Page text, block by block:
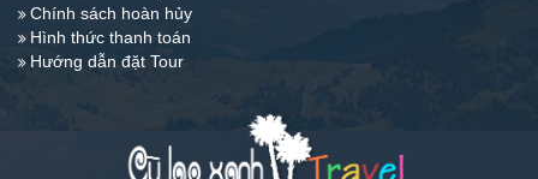
Chính sách hoàn hủy
Hình thức thanh toán
Hướng dẫn đặt Tour